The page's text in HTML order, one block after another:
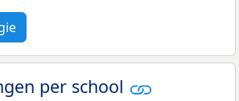
per school